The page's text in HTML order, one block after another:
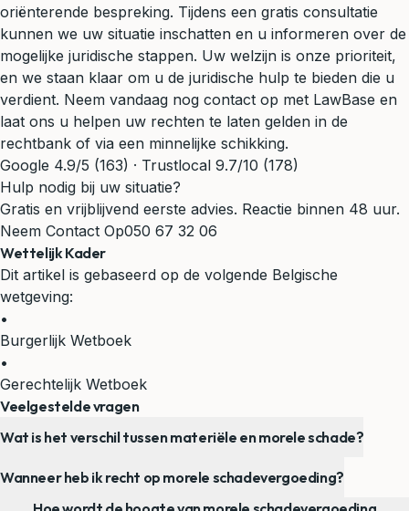
oriënterende bespreking. Tijdens een gratis consultatie
kunnen we uw situatie inschatten en u informeren over de
mogelijke juridische stappen. Uw welzijn is onze prioriteit,
en we staan klaar om u de juridische hulp te bieden die u
verdient. Neem vandaag nog contact op met LawBase en
laat ons u helpen uw rechten te laten gelden in de
rechtbank of via een minnelijke schikking.
Google 4.9/5 (163) · Trustlocal 9.7/10 (178)
Hulp nodig bij uw situatie?
Gratis en vrijblijvend eerste advies. Reactie binnen 48 uur.
Neem Contact Op050 67 32 06
Wettelijk Kader
Dit artikel is gebaseerd op de volgende Belgische
wetgeving:
•
Burgerlijk Wetboek
•
Gerechtelijk Wetboek
Veelgestelde vragen
Wat is het verschil tussen materiële en morele schade?
Wanneer heb ik recht op morele schadevergoeding?